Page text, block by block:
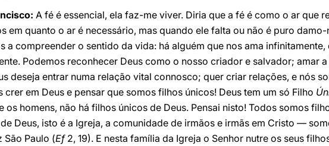
A fé é essencial, ela faz-me viver. Diria que a fé é como o ar que
em quanto o ar é necessário, mas quando ele falta ou não é puro
a compreender o sentido da vida: há alguém que nos ama infinitamente,
Podemos reconhecer Deus como o nosso criador e salvador; amar
deseja entrar numa relação vital connosco; quer criar relações, e nós
crer em Deus e pensar que somos filhos únicos! Deus tem um só Filho
os homens, não há filhos únicos de Deus. Pensai nisto! Todos somos
Deus, isto é a Igreja, a comunidade de irmãos e irmãs em Cristo —
São Paulo (Ef2, 19). E nesta família da Igreja o Senhor nutre os seus